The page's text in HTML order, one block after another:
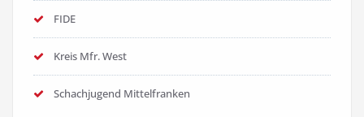
FIDE
Kreis Mfr. West
Schachjugend Mittelfranken